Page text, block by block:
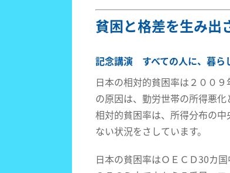
貧困と格差を生み出
記念講演 すべての人に、暮ら
日本の相対的貧困率は２００
の原因は、勤労世帯の所得悪化
相対的貧困率は、所得分布の
ない状況をさしています。
日本の貧困率はＯＥＣＤ30カ